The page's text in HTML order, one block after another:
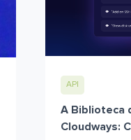
API
A Biblioteca
Cloudways: